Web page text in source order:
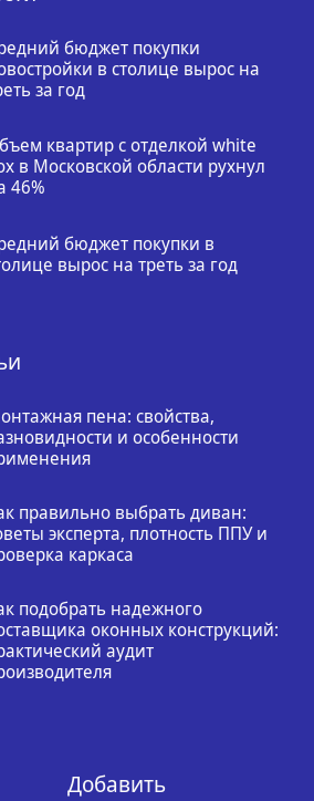
бюджет покупки
в столице вырос на
за год
квартир с отделкой white
в Московской области рухнул
46%
бюджет покупки в
вырос на треть за год
пена: свойства,
и особенности
правильно выбрать диван:
эксперта, плотность ППУ и
каркаса
подобрать надежного
оконных конструкций:
аудит
Добавить